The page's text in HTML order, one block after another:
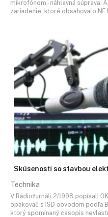
mikrofónom - náhlavná súprava.
zariadenie, ktoré obsahovalo
Skúsenosti so stavbou
Technika
V Rádiožurnáli 2/1998 popísali
opakovač s ISD obvodom podľa
ktorý spomínaný časopis